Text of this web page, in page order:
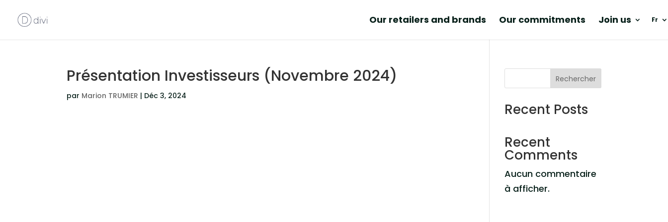
Our retailers and brands Our commitments Join us Fr
Présentation Investisseurs (Novembre 2024)
par Marion TRUMIER | Déc 3, 2024
Rechercher
Recent Posts
Recent
Comments
Aucun commentaire
à afficher.